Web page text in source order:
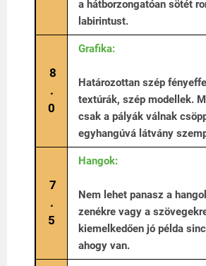
a hátborzongatóan sötét
labirintust.
8
.
0
Grafika:
Határozottan szép
textúrák, szép modellek.
csak a pályák válnak
egyhangúvá látvány
7
.
5
Hangok:
Nem lehet panasz a
zenékre vagy a
kiemelkedően jó példa
ahogy van.